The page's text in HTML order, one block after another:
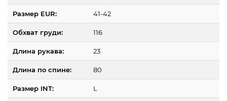
Размер EUR: 41-42
Обхват груди: 116
Длина рукава: 23
Длина по спине: 80
Размер INT: L